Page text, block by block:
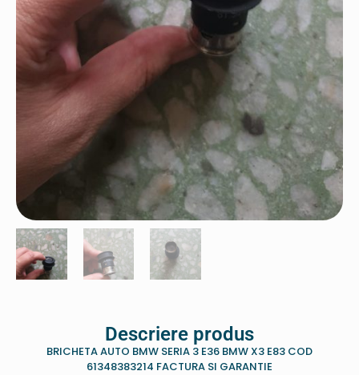
Descriere produs
BRICHETA AUTO BMW SERIA 3 E36 BMW X3 E83 COD
61348383214 FACTURA SI GARANTIE